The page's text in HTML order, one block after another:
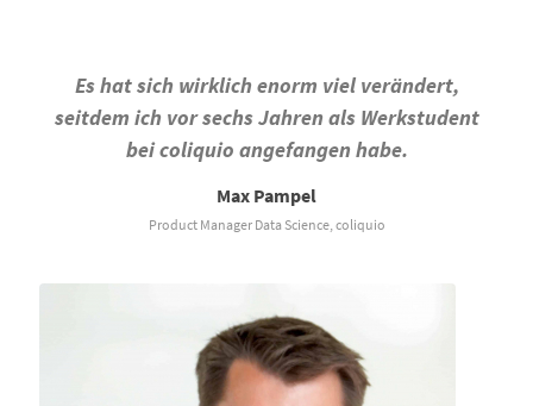
Es hat sich wirklich enorm viel verändert,
seitdem ich vor sechs Jahren als Werkstudent
bei coliquio angefangen habe.
Max Pampel
Product Manager Data Science, coliquio